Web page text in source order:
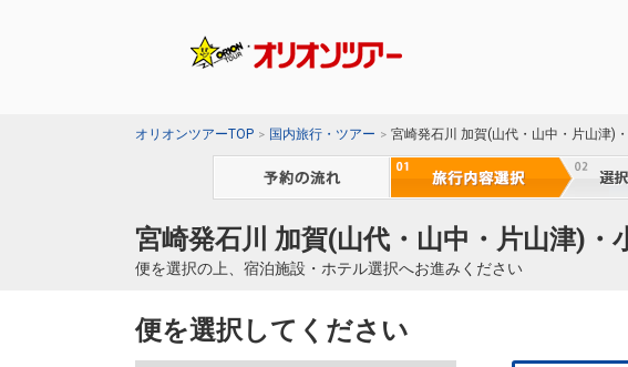
オリオンツアーTOP 国内旅行・ツアー 宮崎発石川 加賀(山代・山中・片山津)
宮崎発石川 加賀(山代・山中・片山津)
便を選択の上、宿泊施設・ホテル選択へお進みください
便を選択してください